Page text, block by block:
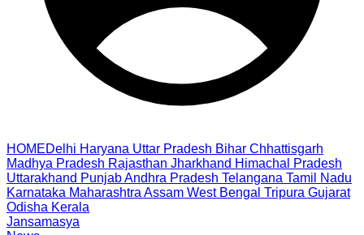
HOMEDelhi Haryana Uttar Pradesh Bihar Chhattisgarh
Madhya Pradesh Rajasthan Jharkhand Himachal Pradesh
Uttarakhand PunjabAndhra Pradesh Telangana Tamil Nadu
Karnataka Maharashtra Assam West Bengal Tripura Gujarat
Odisha Kerala
Jansamasya